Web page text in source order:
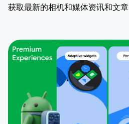
获取最新的相机和媒体资讯和文章